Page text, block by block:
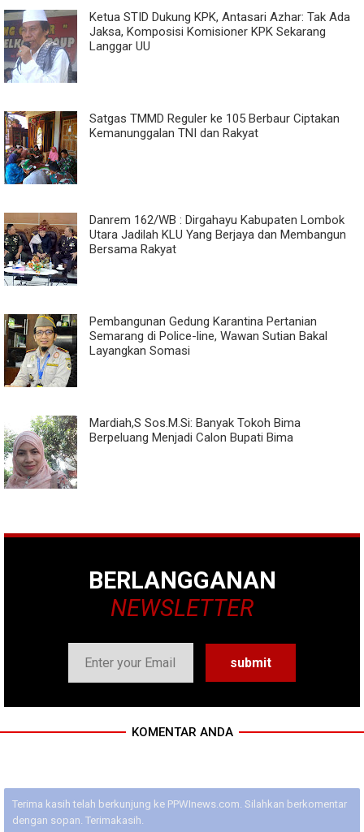
Ketua STID Dukung KPK, Antasari Azhar: Tak Ada
Jaksa, Komposisi Komisioner KPK Sekarang
Langgar UU
Satgas TMMD Reguler ke 105 Berbaur Ciptakan
Kemanunggalan TNI dan Rakyat
Danrem 162/WB : Dirgahayu Kabupaten Lombok
Utara Jadilah KLU Yang Berjaya dan Membangun
Bersama Rakyat
Pembangunan Gedung Karantina Pertanian
Semarang di Police-line, Wawan Sutian Bakal
Layangkan Somasi
Mardiah,S Sos.M.Si: Banyak Tokoh Bima
Berpeluang Menjadi Calon Bupati Bima
BERLANGGANAN
NEWSLETTER
KOMENTAR ANDA
Terima kasih telah berkunjung ke PPWInews.com. Silahkan berkomentar
dengan sopan. Terimakasih.